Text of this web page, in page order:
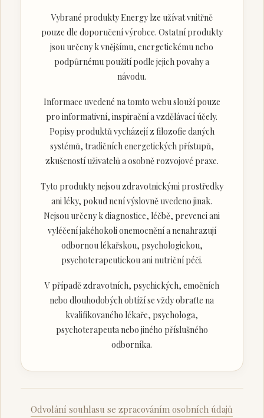
Vybrané produkty Energy lze užívat vnitřně
pouze dle doporučení výrobce. Ostatní produkty
jsou určeny k vnějšímu, energetickému nebo
podpůrnému použití podle jejich povahy a
návodu.
Informace uvedené na tomto webu slouží pouze
pro informativní, inspirační a vzdělávací účely.
Popisy produktů vycházejí z filozofie daných
systémů, tradičních energetických přístupů,
zkušeností uživatelů a osobně rozvojové praxe.
Tyto produkty nejsou zdravotnickými prostředky
ani léky, pokud není výslovně uvedeno jinak.
Nejsou určeny k diagnostice, léčbě, prevenci ani
vyléčení jakéhokoli onemocnění a nenahrazují
odbornou lékařskou, psychologickou,
psychoterapeutickou ani nutriční péči.
V případě zdravotních, psychických, emočních
nebo dlouhodobých obtíží se vždy obraťte na
kvalifikovaného lékaře, psychologa,
psychoterapeuta nebo jiného příslušného
odborníka.
Odvolání souhlasu se zpracováním osobních údajů